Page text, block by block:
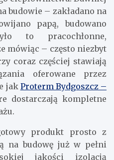
budowie – zakładano na
papą, budowano
to pracochłonne,
mówiąc – często niezbyt
coraz częściej stawiają
oferowane przez
jak Proterm Bydgoszcz –
dostarczają kompletne
produkt prosto z
na budowę już w pełni
jakości izolacją